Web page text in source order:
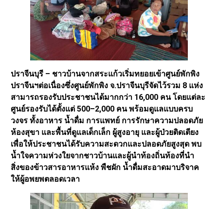
ปราจีนบุรี – ชาวบ้านจากสระแก้วเริ่มทยอยเข้าศูนย์พักพิง
ปราจีนฯต่อเนื่องซึ่งศูนย์พักพิง จ.ปราจีนบุรีจัดไว้รวม 8 แห่ง
สามารถรองรับประชาชนได้มากกว่า 16,000 คน โดยแต่ละ
ศูนย์รองรับได้ตั้งแต่ 500–2,000 คน พร้อมดูแลแบบครบ
วงจร ทั้งอาหาร น้ำดื่ม การแพทย์ การรักษาความปลอดภัย
ห้องสุขา และพื้นที่ดูแลเด็กเล็ก ผู้สูงอายุ และผู้ป่วยติดเตียง
เพื่อให้ประชาชนได้รับความสะดวกและปลอดภัยสูงสุด พบ
น้ำใจความห่วงใยจากชาวบ้านและผู้นำท้องถิ่นท้องที่นำ
สิ่งของข้าวสารอาหารแห้ง พืชผัก น้ำดื่มสะอาดมาบริจาค
ให้ผู้อพยพตลอดเวลา